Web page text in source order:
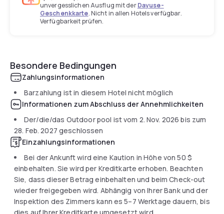
unvergesslichen Ausflug mit derDayuse-
Geschenkkarte. Nicht in allen Hotels verfügbar.
Verfügbarkeit prüfen.
Besondere Bedingungen
Zahlungsinformationen
Barzahlung ist in diesem Hotel nicht möglich
Informationen zum Abschluss der Annehmlichkeiten
Der/die/das Outdoor pool ist vom 2. Nov. 2026 bis zum
28. Feb. 2027 geschlossen
Einzahlungsinformationen
Bei der Ankunft wird eine Kaution in Höhe von50 $
einbehalten. Sie wird per Kreditkarte erhoben. Beachten
Sie, dass dieser Betrag einbehalten und beim Check-out
wieder freigegeben wird. Abhängig von Ihrer Bank und der
Inspektion des Zimmers kann es 5–7 Werktage dauern, bis
dies auf Ihrer Kreditkarte umgesetzt wird.